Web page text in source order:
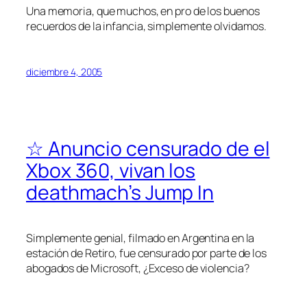
Una memoria, que muchos, en pro de los buenos
recuerdos de la infancia, simplemente olvidamos.
diciembre 4, 2005
☆ Anuncio censurado de el
Xbox 360, vivan los
deathmach’s Jump In
Simplemente genial, filmado en Argentina en la
estación de Retiro, fue censurado por parte de los
abogados de Microsoft, ¿Exceso de violencia?